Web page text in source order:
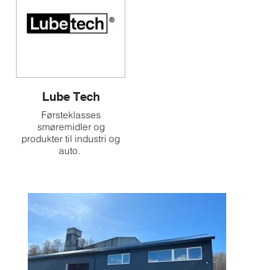
Lube Tech
Førsteklasses
smøremidler og
produkter til industri og
auto.